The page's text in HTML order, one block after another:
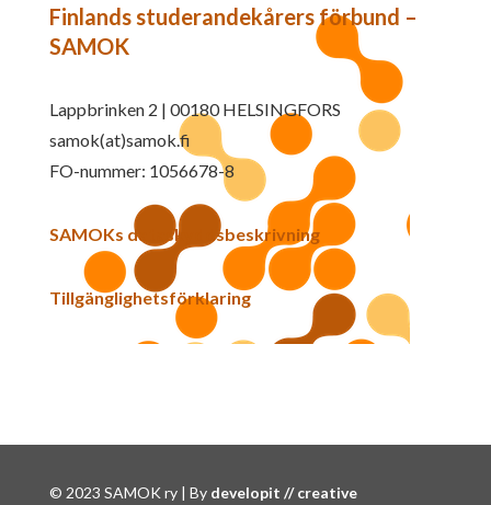
Finlands studerandekårers förbund –
SAMOK
Lappbrinken 2 | 00180 HELSINGFORS
samok(at)samok.fi
FO-nummer: 1056678-8
SAMOKs dataskyddsbeskrivning
Tillgänglighetsförklaring
© 2023 SAMOK ry | By developit // creative